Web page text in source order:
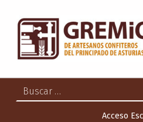
Buscar:
Acceso